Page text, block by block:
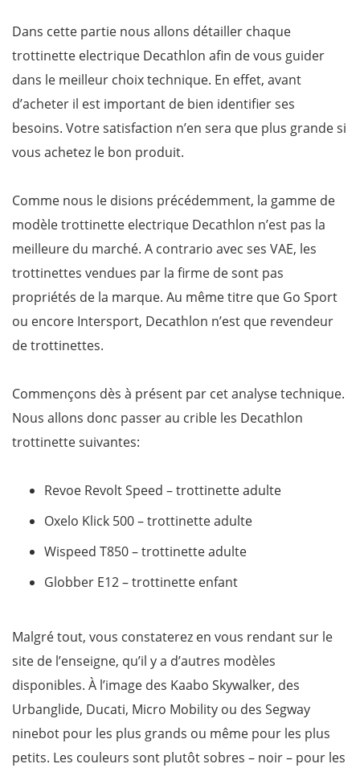
Dans cette partie nous allons détailler chaque
trottinette electrique Decathlon afin de vous guider
dans le meilleur choix technique. En effet, avant
d’acheter il est important de bien identifier ses
besoins. Votre satisfaction n’en sera que plus grande si
vous achetez le bon produit.
Comme nous le disions précédemment, la gamme de
modèle trottinette electrique Decathlon n’est pas la
meilleure du marché. A contrario avec ses VAE, les
trottinettes vendues par la firme de sont pas
propriétés de la marque. Au même titre que Go Sport
ou encore Intersport, Decathlon n’est que revendeur
de trottinettes.
Commençons dès à présent par cet analyse technique.
Nous allons donc passer au crible les Decathlon
trottinette suivantes:
Revoe Revolt Speed – trottinette adulte
Oxelo Klick 500 – trottinette adulte
Wispeed T850 – trottinette adulte
Globber E12 – trottinette enfant
Malgré tout, vous constaterez en vous rendant sur le
site de l’enseigne, qu’il y a d’autres modèles
disponibles. À l’image des Kaabo Skywalker, des
Urbanglide, Ducati, Micro Mobility ou des Segway
ninebot pour les plus grands ou même pour les plus
petits. Les couleurs sont plutôt sobres – noir – pour les